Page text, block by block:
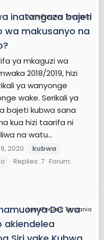
JamiiForums Tanzania
inatangaza bajeti
wa makusanyo na
ya mkaguzi wa
2018/2019, hizi
ya wanyonge
wake. Serikali ya
bajeti kubwa sana
kua hizi taarifa ni
na watu...
2020
kubwa
Replies: 7 Forum:
JamiiForums Tanzania
DC wa
akiendelea